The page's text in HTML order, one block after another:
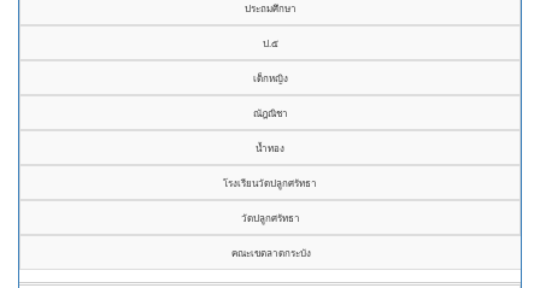
ประถมศึกษา
ป.๕
เด็กหญิง
ณัฎณิชา
น้ำทอง
โรงเรียนวัดปลูกศรัทธา
วัดปลูกศรัทธา
คณะเขตลาดกระบัง